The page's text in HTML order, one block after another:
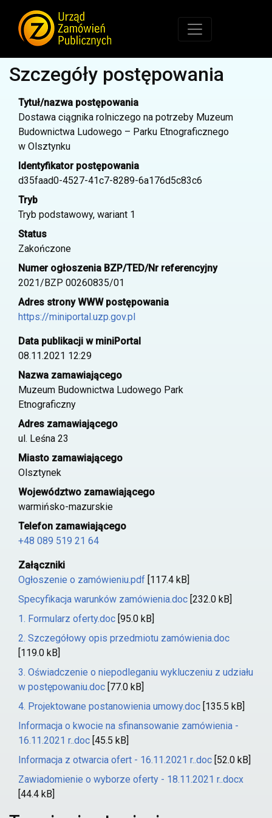
Szczegóły postępowania
Tytuł/nazwa postępowania
Dostawa ciągnika rolniczego na potrzeby Muzeum
Budownictwa Ludowego – Parku Etnograficznego
w Olsztynku
Identyfikator postępowania
d35faad0-4527-41c7-8289-6a176d5c83c6
Tryb
Tryb podstawowy, wariant 1
Status
Zakończone
Numer ogłoszenia BZP/TED/Nr referencyjny
2021/BZP 00260835/01
Adres strony WWW postępowania
https://miniportal.uzp.gov.pl
Data publikacji w miniPortal
08.11.2021 12:29
Nazwa zamawiającego
Muzeum Budownictwa Ludowego Park
Etnograficzny
Adres zamawiającego
ul. Leśna 23
Miasto zamawiającego
Olsztynek
Województwo zamawiającego
warmińsko-mazurskie
Telefon zamawiającego
+48 089 519 21 64
Załączniki
Ogłoszenie o zamówieniu.pdf [117.4 kB]
Specyfikacja warunków zamówienia.doc [232.0 kB]
1. Formularz oferty.doc [95.0 kB]
2. Szczegółowy opis przedmiotu zamówienia.doc
[119.0 kB]
3. Oświadczenie o niepodleganiu wykluczeniu z udziału
w postępowaniu.doc [77.0 kB]
4. Projektowane postanowienia umowy.doc [135.5 kB]
Informacja o kwocie na sfinansowanie zamówienia -
16.11.2021 r..doc [45.5 kB]
Informacja z otwarcia ofert - 16.11.2021 r..doc [52.0 kB]
Zawiadomienie o wyborze oferty - 18.11.2021 r..docx
[44.4 kB]